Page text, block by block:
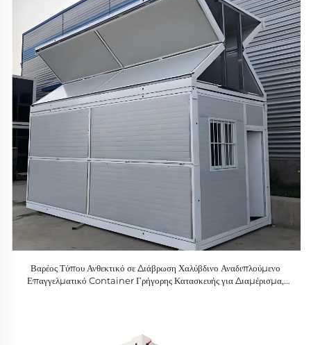
Βαρέος Τύπου Ανθεκτικό σε Διάβρωση Χαλύβδινο Αναδιπλούμενο
Επαγγελματικό Container Γρήγορης Κατασκευής για Διαμέρισμα,